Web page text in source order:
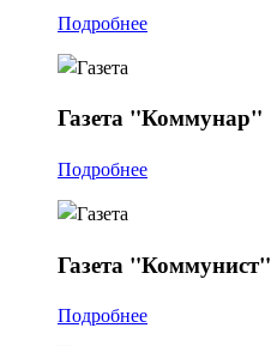
Подробнее
Газета "Коммунар"
Подробнее
Газета "Коммунист"
Подробнее